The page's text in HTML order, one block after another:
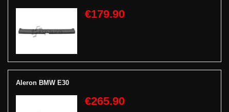
€179.90
Aleron BMW E30
€265.90